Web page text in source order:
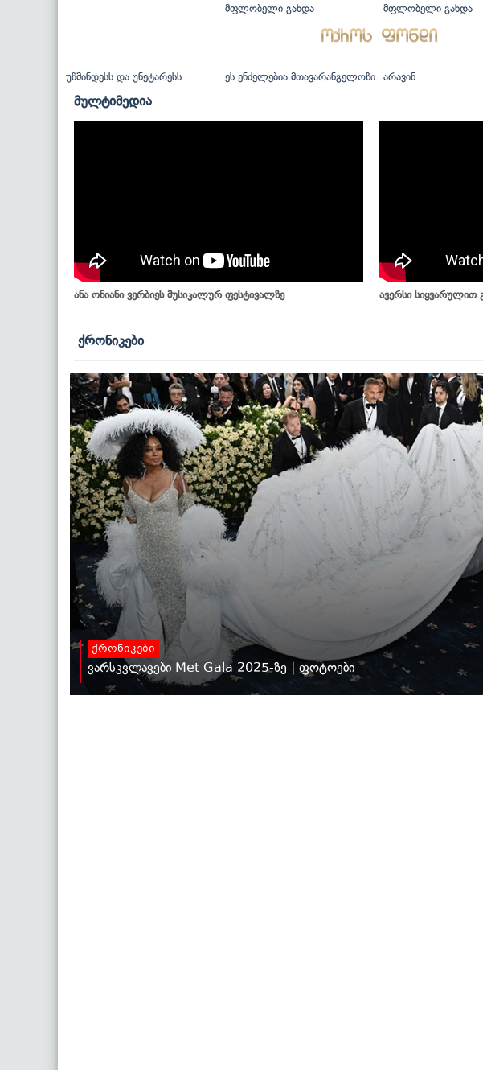
მფლობელი გახდა
მფლობელი გახდა
უწმინდესს და უნეტარესს ეს ენძელებია მთავარანგელოზი არავინ
მულტიმედია
ანა ონიანი ვერბიეს მუსიკალურ ფესტივალზე ავერსი
ქრონიკები
ქრონიკები
ვარსკვლავები Met Gala 2025-ზე | ფოტოები